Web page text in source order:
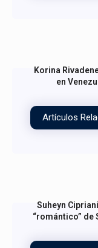
Korina
en
Artículos
Suheyn
“romántico” de